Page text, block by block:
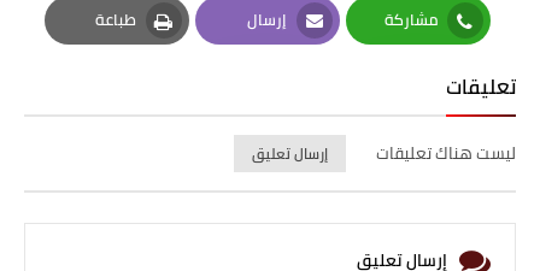
مشاركة
Whatsapp
إرسال
Email
طباعة
Print
تعليقات
ليست هناك تعليقات إرسال تعليق
إرسال تعليق